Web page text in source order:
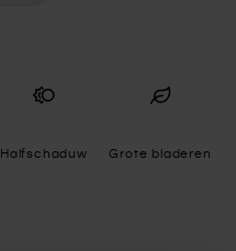
Halfschaduw Grote bladeren